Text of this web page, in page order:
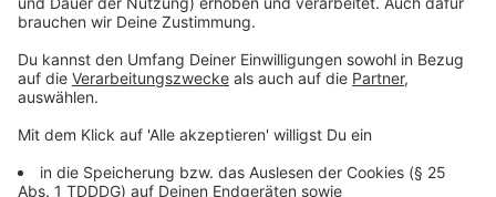
© dpa-infocom, dpa:260611-930-205459/1
DAS KÖNNTE DICH AUCH INTERESSIEREN
Bayern